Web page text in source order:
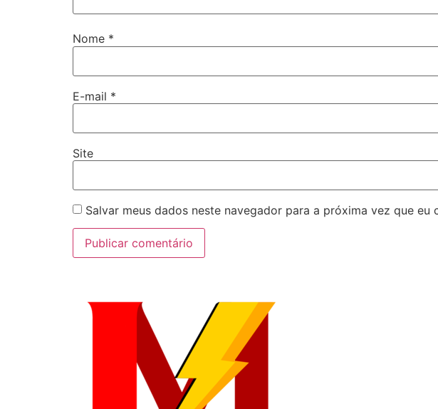
Nome *
E-mail *
Site
Salvar meus dados neste navegador para a próxima vez que eu